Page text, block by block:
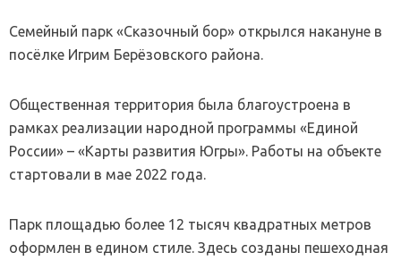
Семейный парк «Сказочный бор» открылся накануне в
посёлке Игрим Берёзовского района.
Общественная территория была благоустроена в
рамках реализации народной программы «Единой
России» – «Карты развития Югры». Работы на объекте
стартовали в мае 2022 года.
Парк площадью более 12 тысяч квадратных метров
оформлен в едином стиле. Здесь созданы пешеходная